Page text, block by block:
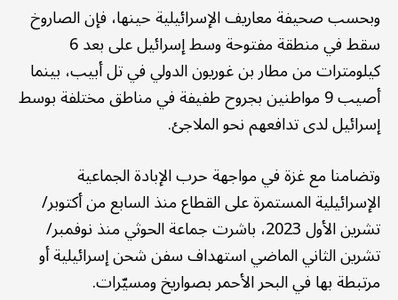
وبحسب صحيفة معاريف الإسرائيلية حينها، فإن الصاروخ
سقط في منطقة مفتوحة وسط إسرائيل على بعد 6
كيلومترات من مطار بن غوريون الدولي في تل أبيب، بينما
أصيب 9 مواطنين بجروح طفيفة في مناطق مختلفة بوسط
إسرائيل لدى تدافعهم نحو الملاجئ.
وتضامنا مع غزة في مواجهة حرب الإبادة الجماعية
الإسرائيلية المستمرة على القطاع منذ السابع من أكتوبر/
تشرين الأول 2023، باشرت جماعة الحوثي منذ نوفمبر/
تشرين الثاني الماضي استهداف سفن شحن إسرائيلية أو
مرتبطة بها في البحر الأحمر بصواريخ ومسيّرات.